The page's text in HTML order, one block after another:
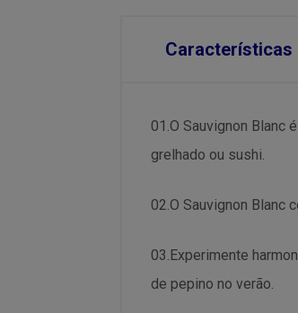
Características
01.O Sauvignon Blanc
grelhado ou sushi.
02.O Sauvignon Blanc
03.Experimente
de pepino no verão.